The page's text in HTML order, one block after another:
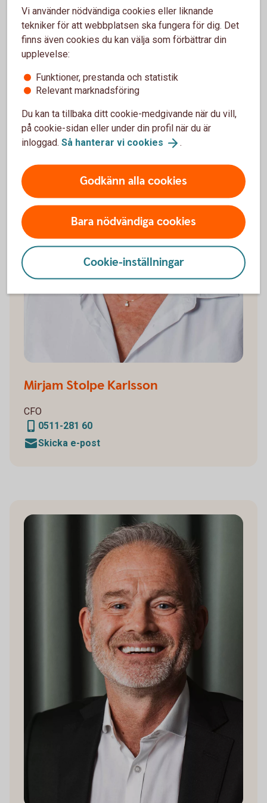
Mirjam Stolpe Karlsson
CFO
0511-281 60
Skicka e-post
Vi använder nödvändiga cookies eller liknande
tekniker för att webbplatsen ska fungera för dig. Det
finns även cookies du kan välja som förbättrar din
upplevelse:
Funktioner, prestanda och statistik
Relevant marknadsföring
Du kan ta tillbaka ditt cookie-medgivande när du vill,
på cookie-sidan eller under din profil när du är
inloggad. Så hanterar vi cookies .
Godkänn alla cookies
Bara nödvändiga cookies
Cookie-inställningar